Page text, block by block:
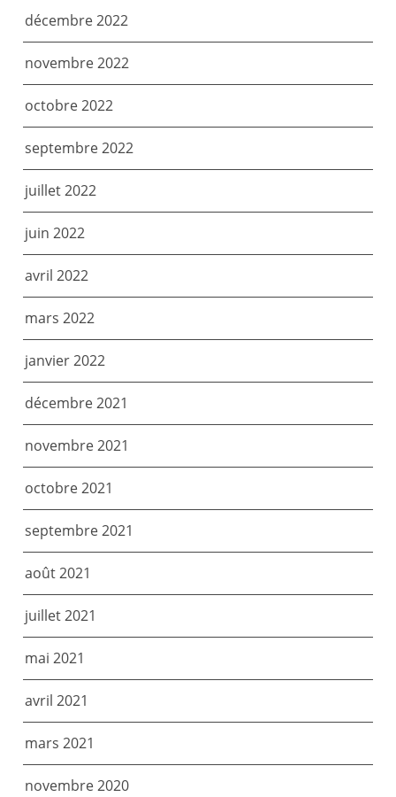
décembre 2022
novembre 2022
octobre 2022
septembre 2022
juillet 2022
juin 2022
avril 2022
mars 2022
janvier 2022
décembre 2021
novembre 2021
octobre 2021
septembre 2021
août 2021
juillet 2021
mai 2021
avril 2021
mars 2021
novembre 2020